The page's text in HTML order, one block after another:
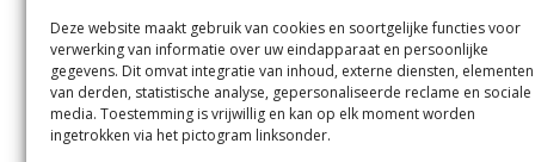
Deze website maakt gebruik van cookies en soortgelijke functies voor
verwerking van informatie over uw eindapparaat en persoonlijke
gegevens. Dit omvat integratie van inhoud, externe diensten, elementen
van derden, statistische analyse, gepersonaliseerde reclame en sociale
media. Toestemming is vrijwillig en kan op elk moment worden
ingetrokken via het pictogram linksonder.
0255-533900
info@jutter.nlofinfo@hofgee
st.nl
Zuid,Driehuisen
Spaarnwoude.
Contact
Andere uitgaven